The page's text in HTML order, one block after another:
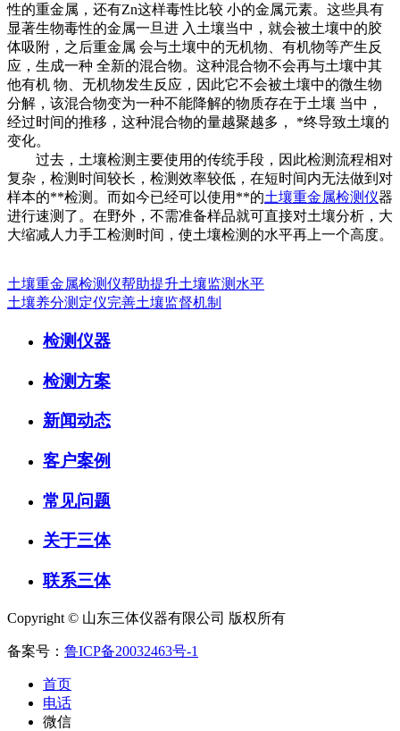
性的重金属，还有Zn这样毒性比较 小的金属元素。这些具有
显著生物毒性的金属一旦进 入土壤当中，就会被土壤中的胶
体吸附，之后重金属 会与土壤中的无机物、有机物等产生反
应，生成一种 全新的混合物。这种混合物不会再与土壤中其
他有机 物、无机物发生反应，因此它不会被土壤中的微生物
分解，该混合物变为一种不能降解的物质存在于土壤 当中，
经过时间的推移，这种混合物的量越聚越多， *终导致土壤的
变化。
过去，土壤检测主要使用的传统手段，因此检测流程相对
复杂，检测时间较长，检测效率较低，在短时间内无法做到对
样本的**检测。而如今已经可以使用**的土壤重金属检测仪器
进行速测了。在野外，不需准备样品就可直接对土壤分析，大
大缩减人力手工检测时间，使土壤检测的水平再上一个高度。
土壤重金属检测仪帮助提升土壤监测水平
土壤养分测定仪完善土壤监督机制
检测仪器
检测方案
新闻动态
客户案例
常见问题
关于三体
联系三体
Copyright © 山东三体仪器有限公司 版权所有
备案号： 鲁ICP备20032463号-1
首页
电话
微信